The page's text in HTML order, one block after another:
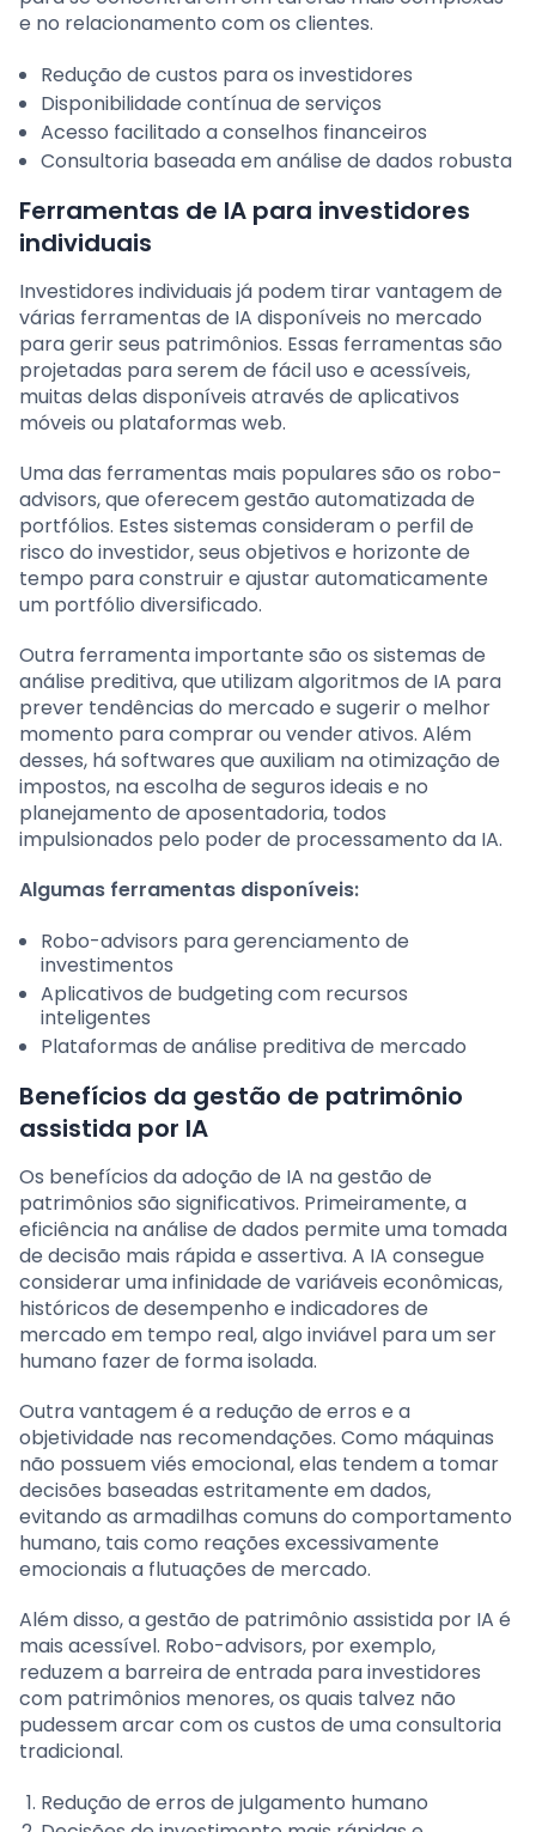
e no relacionamento com os clientes.
Redução de custos para os investidores
Disponibilidade contínua de serviços
Acesso facilitado a conselhos financeiros
Consultoria baseada em análise de dados robusta
Ferramentas de IA para investidores
individuais
Investidores individuais já podem tirar vantagem de
várias ferramentas de IA disponíveis no mercado
para gerir seus patrimônios. Essas ferramentas são
projetadas para serem de fácil uso e acessíveis,
muitas delas disponíveis através de aplicativos
móveis ou plataformas web.
Uma das ferramentas mais populares são os robo-
advisors, que oferecem gestão automatizada de
portfólios. Estes sistemas consideram o perfil de
risco do investidor, seus objetivos e horizonte de
tempo para construir e ajustar automaticamente
um portfólio diversificado.
Outra ferramenta importante são os sistemas de
análise preditiva, que utilizam algoritmos de IA para
prever tendências do mercado e sugerir o melhor
momento para comprar ou vender ativos. Além
desses, há softwares que auxiliam na otimização de
impostos, na escolha de seguros ideais e no
planejamento de aposentadoria, todos
impulsionados pelo poder de processamento da IA.
Algumas ferramentas disponíveis:
Robo-advisors para gerenciamento de
investimentos
Aplicativos de budgeting com recursos
inteligentes
Plataformas de análise preditiva de mercado
Benefícios da gestão de patrimônio
assistida por IA
Os benefícios da adoção de IA na gestão de
patrimônios são significativos. Primeiramente, a
eficiência na análise de dados permite uma tomada
de decisão mais rápida e assertiva. A IA consegue
considerar uma infinidade de variáveis econômicas,
históricos de desempenho e indicadores de
mercado em tempo real, algo inviável para um ser
humano fazer de forma isolada.
Outra vantagem é a redução de erros e a
objetividade nas recomendações. Como máquinas
não possuem viés emocional, elas tendem a tomar
decisões baseadas estritamente em dados,
evitando as armadilhas comuns do comportamento
humano, tais como reações excessivamente
emocionais a flutuações de mercado.
Além disso, a gestão de patrimônio assistida por IA é
mais acessível. Robo-advisors, por exemplo,
reduzem a barreira de entrada para investidores
com patrimônios menores, os quais talvez não
pudessem arcar com os custos de uma consultoria
tradicional.
Redução de erros de julgamento humano